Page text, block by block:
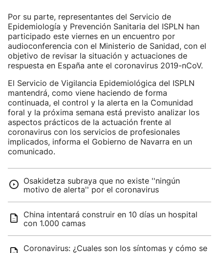
Por su parte, representantes del Servicio de
Epidemiología y Prevención Sanitaria del ISPLN han
participado este viernes en un encuentro por
audioconferencia con el Ministerio de Sanidad, con el
objetivo de revisar la situación y actuaciones de
respuesta en España ante el coronavirus 2019-nCoV.
El Servicio de Vigilancia Epidemiológica del ISPLN
mantendrá, como viene haciendo de forma
continuada, el control y la alerta en la Comunidad
foral y la próxima semana está previsto analizar los
aspectos prácticos de la actuación frente al
coronavirus con los servicios de profesionales
implicados, informa el Gobierno de Navarra en un
comunicado.
Osakidetza subraya que no existe ''ningún
motivo de alerta'' por el coronavirus
China intentará construir en 10 días un hospital
con 1.000 camas
Coronavirus: ¿Cuales son los síntomas y cómo se